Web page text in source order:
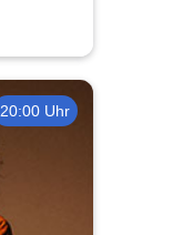
20:00 Uhr